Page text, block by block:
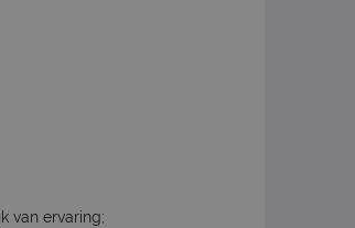
van ervaring;